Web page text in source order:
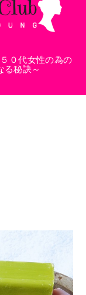
０代女性の為の
る秘訣～